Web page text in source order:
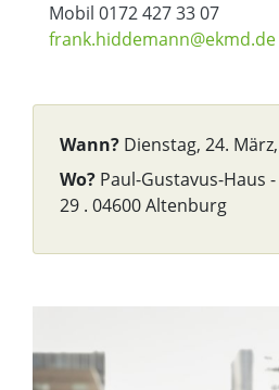
Mobil 0172 427 33 07
frank.hiddemann@ekmd.de
Wann? Dienstag, 24.
Wo? Paul-Gustavus-Haus
29 . 04600 Altenburg